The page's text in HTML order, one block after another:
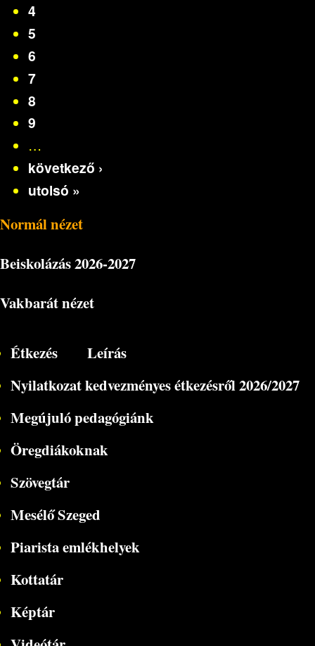
4
5
6
7
8
9
…
következő ›
utolsó »
Normál nézet
Beiskolázás2026-2027
Vakbarát nézet
Étkezés
Leírás
Nyilatkozat kedvezményes étkezésről 2026/2027
Megújuló pedagógiánk
Öregdiákoknak
Szövegtár
Mesélő Szeged
Piarista emlékhelyek
Kottatár
Képtár